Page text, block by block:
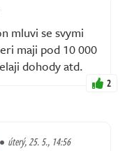
mluvi se svymi
maji pod 10 000
dohody atd.
2
úterý, 25. 5., 14:56